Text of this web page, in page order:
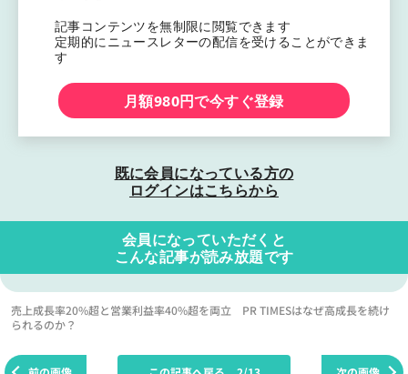
記事コンテンツを無制限に閲覧できます
定期的にニュースレターの配信を受けることができま
す
月額980円で今すぐ登録
既に会員になっている方の
ログインはこちらから
会員になっていただくと
こんな記事が読み放題です
売上成長率20%超と営業利益率40%超を両立 PR TIMESはなぜ高成長を続け
られるのか？